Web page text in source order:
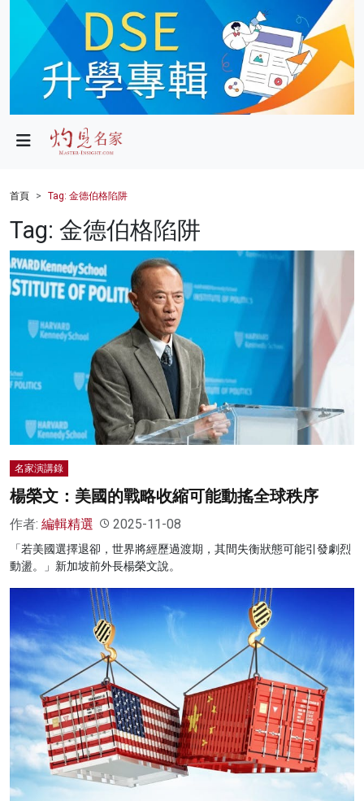
政局
財經
健康
商業
科技
名家榜
灼見活動
首頁 Tag: 金德伯格陷阱
Tag: 金德伯格陷阱
名家演講錄
楊榮文：美國的戰略收縮可能動搖全球秩序
作者: 編輯精選 2025-11-08
「若美國選擇退卻，世界將經歷過渡期，其間失衡狀態可能引發劇烈
動盪。」新加坡前外長楊榮文說。